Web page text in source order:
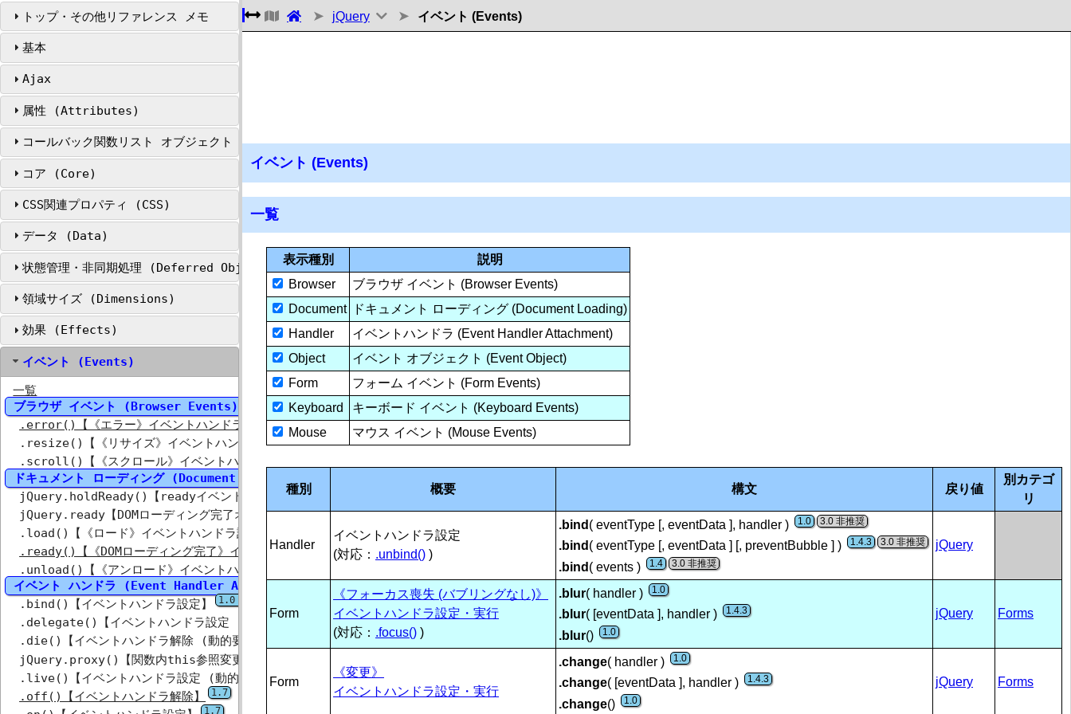
トップ・その他リファレンス メモ
基本
Ajax
属性 (Attributes)
コールバック関数リスト オブジェクト (Callbacks Object)
コア (Core)
CSS関連プロパティ (CSS)
データ (Data)
状態管理・非同期処理 (Deferred Object)
領域サイズ (Dimensions)
効果 (Effects)
イベント (Events)
一覧
ブラウザ イベント (Browser Events)
.error()【《エラー》イベントハンドラ設定】 1.0 / 1.4.3 1.8 3.0
.resize()【《リサイズ》イベントハンドラ設定・実行】 1.0 / 1.4.3
.scroll()【《スクロール》イベントハンドラ設定・実行】
ドキュメント ローディング (Document Loading)
jQuery.holdReady()【readyイベント 保留/実行】
jQuery.ready【DOMローディング完了オブジェクト】 1.8
.load()【《ロード》イベントハンドラ設定】 1.8 3.0
.ready()【《DOMローディング完了》イベントハンドラ設定】
.unload()【《アンロード》イベントハンドラ設定】
イベント ハンドラ (Event Handler Attachment)
.bind()【イベントハンドラ設定】
1.0 / 1.4 / 1.4.3 3.0
.delegate()【イベントハンドラ設定 (セレクタ指定)】 1.4.2 / 1.4.3 3.0
.die()【イベントハンドラ解除 (動的要素対応)】 1.3 / 1.4.1 / 1.4.3 1.7
jQuery.proxy()【関数内this参照変更】
.live()【イベントハンドラ設定 (動的要素対応)】 1.3 / 1.4 / 1.4.3
.off()【イベントハンドラ解除】 1.7
1.7
jQuery イベント (Events)
イベント (Events)
一覧
表示種別
説明
Browser
ブラウザ イベント (Browser Events)
Document
ドキュメント ローディング (Document Loading)
Handler
イベントハンドラ (Event Handler Attachment)
Object
イベント オブジェクト (Event Object)
Form
フォーム イベント (Form Events)
Keyboard
キーボード イベント (Keyboard Events)
Mouse
マウス イベント (Mouse Events)
種別 概要 構文 戻り値
別カテゴ
リ
Handler
イベントハンドラ設定
(対応： .unbind() )
.bind ( eventType [, eventData ], handler ) 1.0 3.0
.bind ( eventType [, eventData ] [, preventBubble ] ) 1.4.3 3.0
.bind ( events ) 1.4 3.0
jQuery
Form
《フォーカス喪失 (バブリングなし)》
イベントハンドラ設定・実行
(対応： .focus() )
.blur( handler ) 1.0
.blur( [eventData ], handler ) 1.4.3
.blur() 1.0
jQuery Forms
Form
《変更》
イベントハンドラ設定・実行
.change( handler ) 1.0
.change( [eventData ], handler ) 1.4.3
.change() 1.0
jQuery Forms